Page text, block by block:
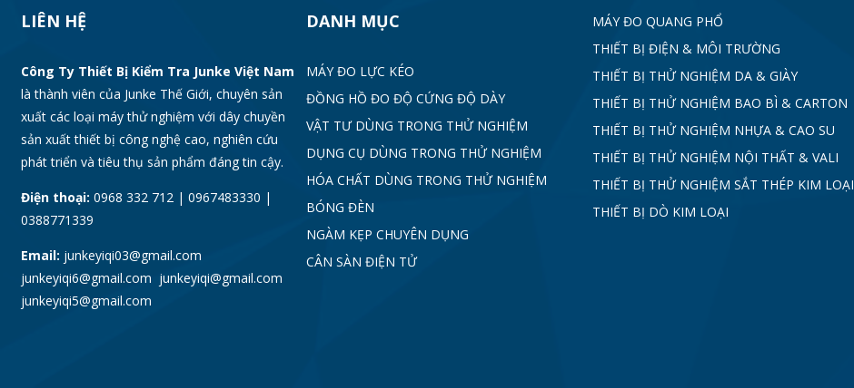
LIÊN HỆ
Công Ty Thiết Bị Kiểm Tra Junke Việt Nam
là thành viên của Junke Thế Giới, chuyên sản
xuất các loại máy thử nghiệm với dây chuyền
sản xuất thiết bị công nghệ cao, nghiên cứu
phát triển và tiêu thụ sản phẩm đáng tin cậy.
Điện thoại: 0968 332 712 | 0967483330 |
0388771339
Email: junkeyiqi03@gmail.com
junkeyiqi6@gmail.com junkeyiqi@gmail.com
junkeyiqi5@gmail.com
DANH MỤC
MÁY ĐO LỰC KÉO
ĐỒNG HỒ ĐO ĐỘ CỨNG ĐỘ DÀY
VẬT TƯ DÙNG TRONG THỬ NGHIỆM
DỤNG CỤ DÙNG TRONG THỬ NGHIỆM
HÓA CHẤT DÙNG TRONG THỬ NGHIỆM
BÓNG ĐÈN
NGÀM KẸP CHUYÊN DỤNG
CÂN SÀN ĐIỆN TỬ
MÁY ĐO QUANG PHỔ
THIẾT BỊ ĐIỆN & MÔI TRƯỜNG
THIẾT BỊ THỬ NGHIỆM DA & GIÀY
THIẾT BỊ THỬ NGHIỆM BAO BÌ & CARTON
THIẾT BỊ THỬ NGHIỆM NHỰA & CAO SU
THIẾT BỊ THỬ NGHIỆM NỘI THẤT & VALI
THIẾT BỊ THỬ NGHIỆM SẮT THÉP KIM LOẠI
THIẾT BỊ DÒ KIM LOẠI